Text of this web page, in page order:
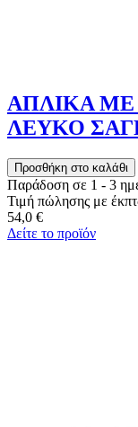
ΑΠΛΙΚΑ
ΛΕΥΚΟ
Παράδοση σε 1 - 3
Τιμή πώλησης με
54,0 €
Δείτε το προϊόν